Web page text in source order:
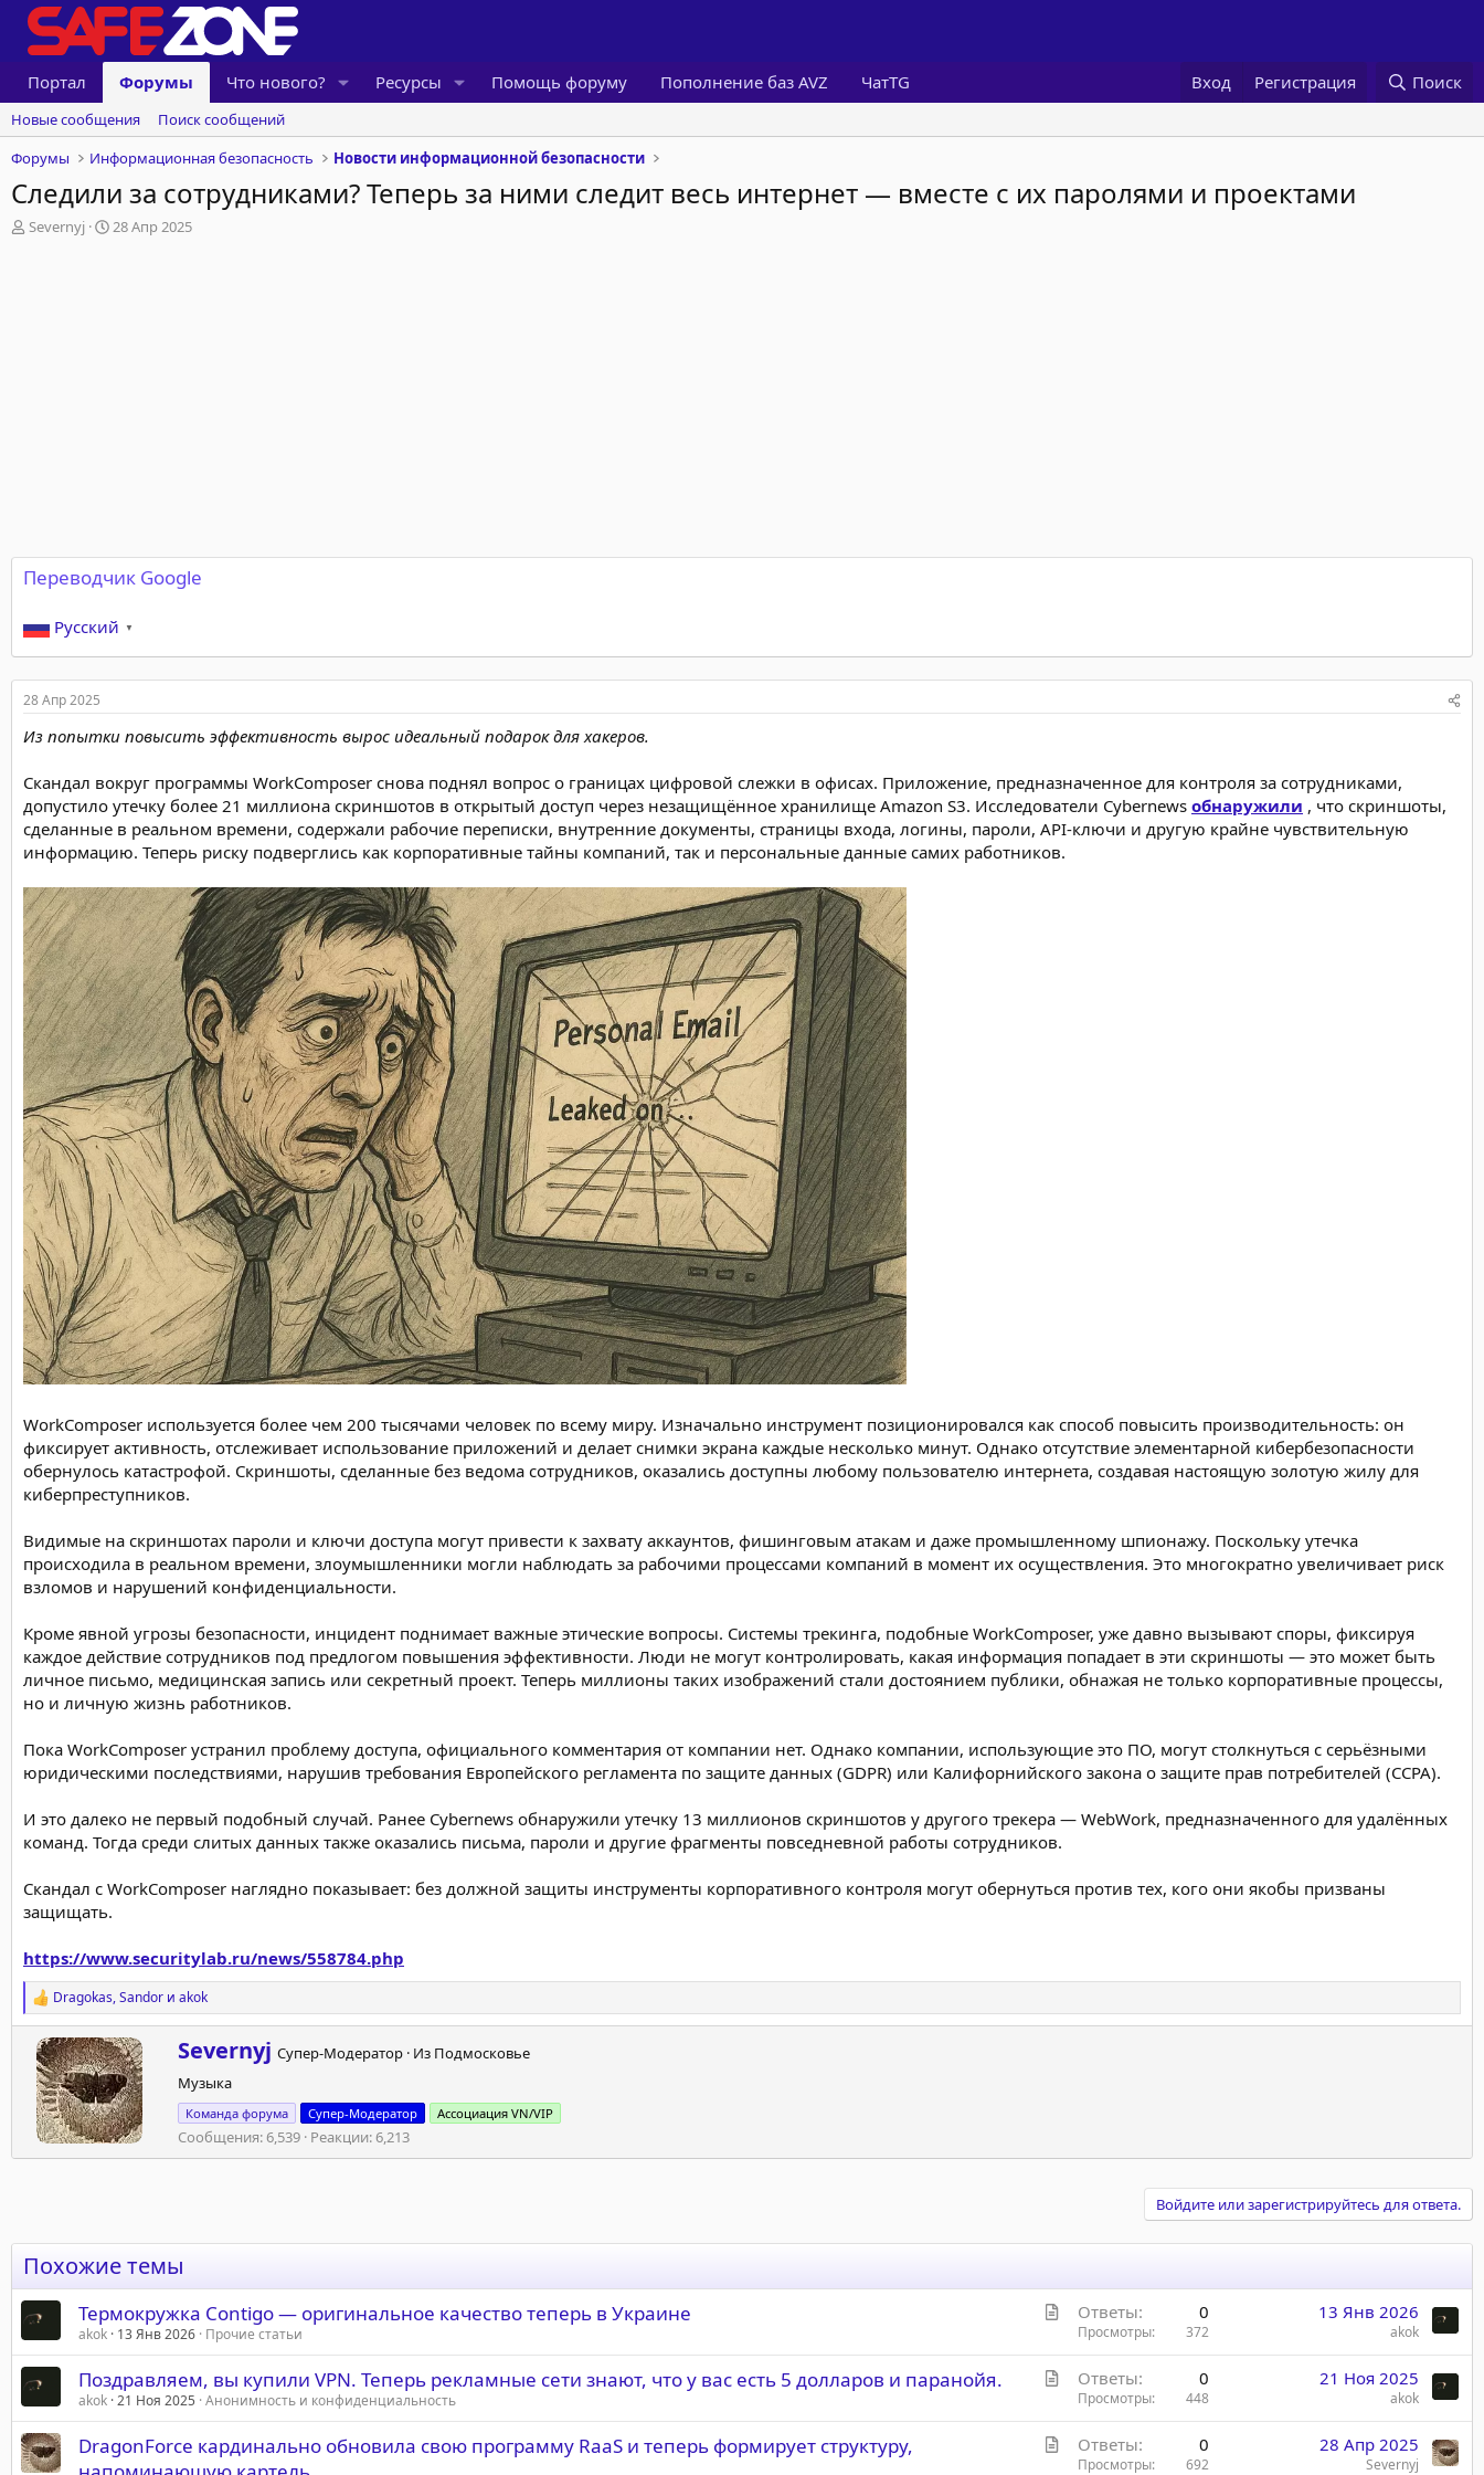
Портал Форумы Что нового? Ресурсы Помощь форуму Пополнение баз AVZ ЧатTG Вход Регистрация Поиск
Новые сообщения
Поиск сообщений
Форумы
Информационная безопасность Новости информационной безопасности
Следили за сотрудниками? Теперь за ними следит весь интернет — вместе с их паролями и проектами
А
Severnyj
Д
28 Апр 2025
Переводчик Google
Русский ▼
28 Апр 2025
Из попытки повысить эффективность вырос идеальный подарок для хакеров.
Скандал вокруг программы WorkComposer снова поднял вопрос о границах цифровой слежки в офисах. Приложение, предназначенное для контроля за сотрудниками,
допустило утечку более 21 миллиона скриншотов в открытый доступ через незащищённое хранилище Amazon S3. Исследователи Cybernews обнаружили , что скриншоты,
сделанные в реальном времени, содержали рабочие переписки, внутренние документы, страницы входа, логины, пароли, API-ключи и другую крайне чувствительную
информацию. Теперь риску подверглись как корпоративные тайны компаний, так и персональные данные самих работников.
WorkComposer используется более чем 200 тысячами человек по всему миру. Изначально инструмент позиционировался как способ повысить производительность: он
фиксирует активность, отслеживает использование приложений и делает снимки экрана каждые несколько минут. Однако отсутствие элементарной кибербезопасности
обернулось катастрофой. Скриншоты, сделанные без ведома сотрудников, оказались доступны любому пользователю интернета, создавая настоящую золотую жилу для
киберпреступников.
Видимые на скриншотах пароли и ключи доступа могут привести к захвату аккаунтов, фишинговым атакам и даже промышленному шпионажу. Поскольку утечка
происходила в реальном времени, злоумышленники могли наблюдать за рабочими процессами компаний в момент их осуществления. Это многократно увеличивает риск
взломов и нарушений конфиденциальности.
Кроме явной угрозы безопасности, инцидент поднимает важные этические вопросы. Системы трекинга, подобные WorkComposer, уже давно вызывают споры, фиксируя
каждое действие сотрудников под предлогом повышения эффективности. Люди не могут контролировать, какая информация попадает в эти скриншоты — это может быть
личное письмо, медицинская запись или секретный проект. Теперь миллионы таких изображений стали достоянием публики, обнажая не только корпоративные процессы,
но и личную жизнь работников.
Пока WorkComposer устранил проблему доступа, официального комментария от компании нет. Однако компании, использующие это ПО, могут столкнуться с серьёзными
юридическими последствиями, нарушив требования Европейского регламента по защите данных (GDPR) или Калифорнийского закона о защите прав потребителей (CCPA).
И это далеко не первый подобный случай. Ранее Cybernews обнаружили утечку 13 миллионов скриншотов у другого трекера — WebWork, предназначенного для удалённых
команд. Тогда среди слитых данных также оказались письма, пароли и другие фрагменты повседневной работы сотрудников.
Скандал с WorkComposer наглядно показывает: без должной защиты инструменты корпоративного контроля могут обернуться против тех, кого они якобы призваны
защищать.
https://www.securitylab.ru/news/558784.php
Р
е
а
к
ц
и
и
Dragokas,Sandor и akok
А
в
т
о
р
Severnyj Супер-Модератор · Из Подмосковье
Музыка
Команда форума Супер-Модератор Ассоциация VN/VIP
Сообщения 6,539 Реакции 6,213
Войдите или зарегистрируйтесь для ответа.
Похожие темы
а
я
Термокружка Contigo — оригинальное качество теперь в Украине
akok 13 Янв 2026 Прочие статьи
Ответы 0
Просмотры 372
13 Янв 2026
akok
а
Поздравляем, вы купили VPN. Теперь рекламные сети знают, что у вас есть 5 долларов и паранойя.
akok 21 Ноя 2025 Анонимность и конфиденциальность
Ответы 0
Просмотры 448
21 Ноя 2025
akok
DragonForce кардинально обновила свою программу RaaS и теперь формирует структуру,
Ответы 0
Просмотры 692
28 Апр 2025
Severnyj